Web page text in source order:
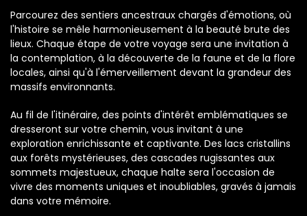
Parcourez des sentiers ancestraux chargés d'émotions, où
l'histoire se mêle harmonieusement à la beauté brute des
lieux. Chaque étape de votre voyage sera une invitation à
la contemplation, à la découverte de la faune et de la flore
locales, ainsi qu'à l'émerveillement devant la grandeur des
massifs environnants.
Au fil de l'itinéraire, des points d'intérêt emblématiques se
dresseront sur votre chemin, vous invitant à une
exploration enrichissante et captivante. Des lacs cristallins
aux forêts mystérieuses, des cascades rugissantes aux
sommets majestueux, chaque halte sera l'occasion de
vivre des moments uniques et inoubliables, gravés à jamais
dans votre mémoire.